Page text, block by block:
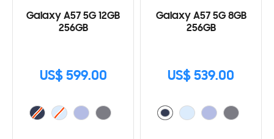
Galaxy A57 5G 12GB
256GB
US$ 599.00
Galaxy A57 5G 8GB
256GB
US$ 539.00